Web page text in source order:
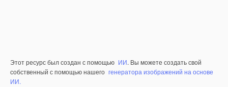
Этот ресурс был создан с помощью ИИ. Вы можете создать свой
собственный с помощью нашего генератора изображений на основе
ИИ.